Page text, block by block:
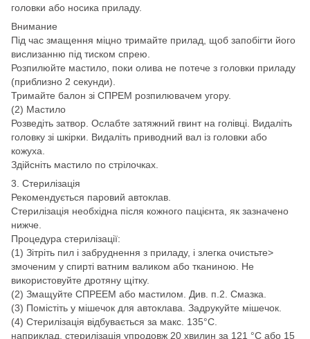
головки або носика приладу.
Внимание
Під час змащення міцно тримайте прилад, щоб запобігти його
вислизанню під тиском спрею.
Розпилюйте мастило, поки олива не потече з головки приладу
(приблизно 2 секунди).
Тримайте балон зі СПРЕМ розпилювачем угору.
(2) Мастило
Розведіть затвор. Ослабте затяжний гвинт на голівці. Видаліть
головку зі шкірки. Видаліть приводний вал із головки або
кожуха.
Здійсніть мастило по стрілочках.
3. Стерилізація
Рекомендується паровий автоклав.
Стерилізація необхідна після кожного пацієнта, як зазначено
нижче.
Процедура стерилізації:
(1) Зітріть пил і забруднення з приладу, і злегка очистьте>
змоченим у спирті ватним валиком або тканиною. Не
використовуйте дротяну щітку.
(2) Змащуйте СПРЕЕМ або мастилом. Див. п.2. Смазка.
(3) Помістіть у мішечок для автоклава. Задрукуйте мішечок.
(4) Стерилізація відбувається за макс. 135°С.
наприклад, стерилізація упродовж 20 хвилин за 121 °C або 15